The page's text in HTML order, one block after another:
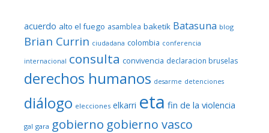
acuerdo alto el fuego asamblea baketik Batasuna blog
Brian Currin ciudadana colombia conferencia
internacional consulta convivencia declaracion bruselas
derechos humanos desarme detenciones
diálogo elecciones elkarri eta fin de la violencia
gal gara gobierno gobierno vasco